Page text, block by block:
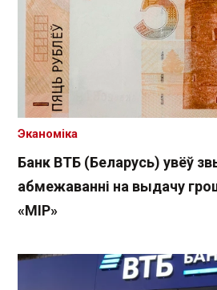
Банк ВТБ (Беларусь) увёў
абмежаванні на выдачу
«МІР»
Эканоміка